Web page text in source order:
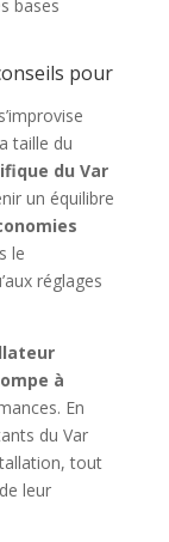
bases
pour
taille du
du Var
un équilibre
le
réglages
à
En
du Var
tout
leur